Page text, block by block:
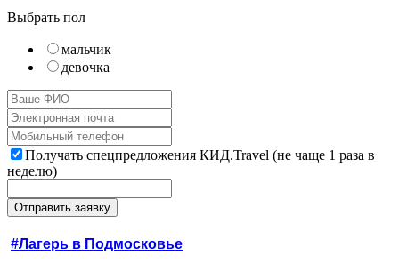
Выбрать пол
мальчик
девочка
Получать спецпредложения КИД.Travel (не чаще 1 раза в
неделю)
#Лагерь в Подмосковье